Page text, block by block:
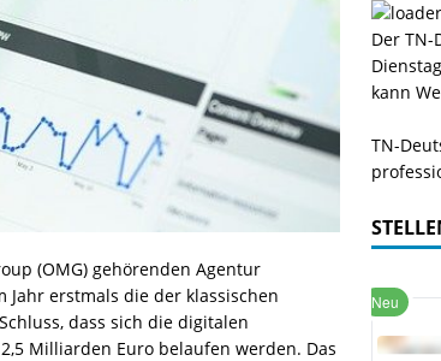
(OMG) gehörenden Agentur
erstmals die der klassischen
dass sich die digitalen
Milliarden Euro belaufen werden. Das
Der
kann
TN-